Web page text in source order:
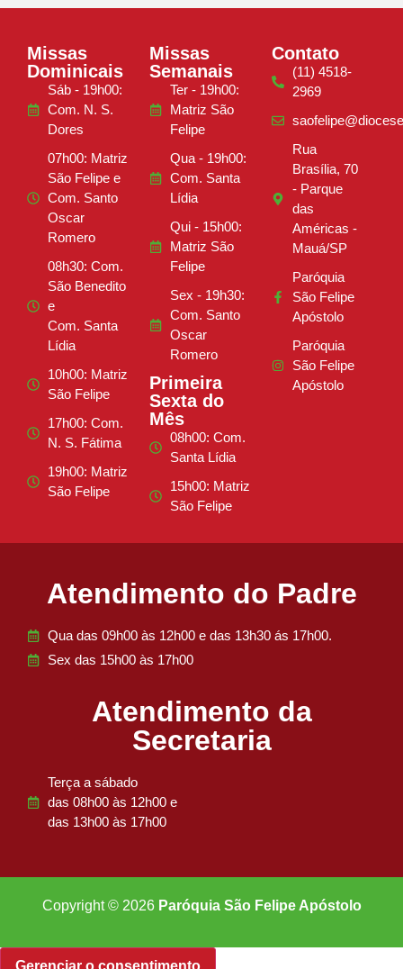
Missas
Dominicais
Sáb - 19h00:
Com. N. S.
Dores
07h00: Matriz
São Felipe e
Com. Santo
Oscar
Romero
08h30: Com.
São Benedito
e
Com. Santa
Lídia
10h00: Matriz
São Felipe
17h00: Com.
N. S. Fátima
19h00: Matriz
São Felipe
Missas
Semanais
Ter - 19h00:
Matriz São
Felipe
Qua - 19h00:
Com. Santa
Lídia
Qui - 15h00:
Matriz São
Felipe
Sex - 19h30:
Com. Santo
Oscar
Romero
Primeira
Sexta do
Mês
08h00: Com.
Santa Lídia
15h00: Matriz
São Felipe
Contato
(11) 4518-
2969
Rua
Brasília, 70
- Parque
das
Américas -
Mauá/SP
Paróquia
São Felipe
Apóstolo
Paróquia
São Felipe
Apóstolo
Atendimento do Padre
Qua das 09h00 às 12h00 e das 13h30 ás 17h00.
Sex das 15h00 às 17h00
Atendimento da
Secretaria
Terça a sábado
das 08h00 às 12h00 e
das 13h00 às 17h00
Copyright © 2026 Paróquia São Felipe Apóstolo